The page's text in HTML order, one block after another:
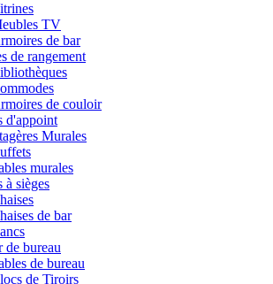
TV
de bar
de rangement
de couloir
d'appoint
Murales
murales
à sièges
de bar
bureau
de bureau
de Tiroirs